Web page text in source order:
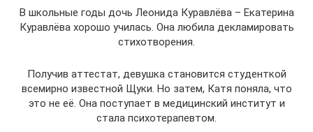
В школьные годы дочь Леонида Куравлёва – Екатерина
Куравлёва хорошо училась. Она любила декламировать
стихотворения.
Получив аттестат, девушка становится студенткой
всемирно известной Щуки. Но затем, Катя поняла, что
это не её. Она поступает в медицинский институт и
стала психотерапевтом.